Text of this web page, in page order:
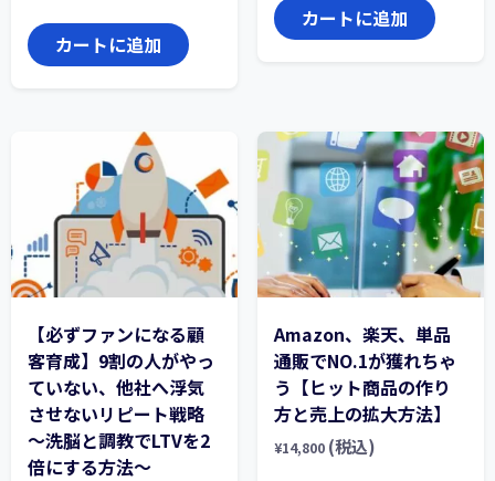
カートに追加
カートに追加
【必ずファンになる顧
客育成】9割の人がやっ
ていない、他社へ浮気
させないリピート戦略
～洗脳と調教でLTVを2
倍にする方法～
Amazon、楽天、単品
通販でNO.1が獲れちゃ
う【ヒット商品の作り
方と売上の拡大方法】
¥14,800 (税込)